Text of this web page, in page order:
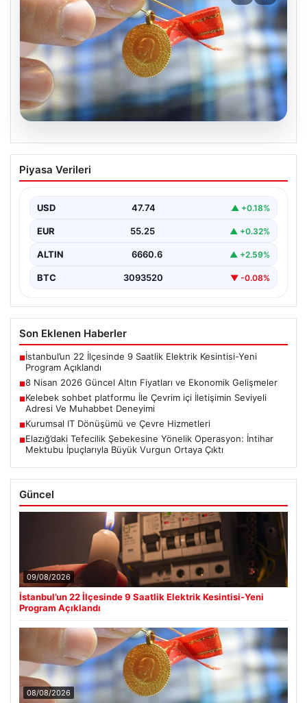
08.08.2026
8 Nisan 2026 Güncel Altın Fiyatları ve
Ekonomik Gelişmeler
jeopolitik gelişmelerle birlikte ekonomik verilerin de
etkisiyle hareketlilik…
Piyasa Verileri
USD 47.74 ▲ +0.18%
EUR 55.25 ▲ +0.32%
ALTIN 6660.6 ▲ +2.59%
BTC 3093520 ▼ -0.08%
Son Eklenen Haberler
■İstanbul’un 22 İlçesinde 9 Saatlik Elektrik Kesintisi-Yeni
Program Açıklandı
■8 Nisan 2026 Güncel Altın Fiyatları ve Ekonomik Gelişmeler
■Kelebek sohbet platformu İle Çevrim içi İletişimin Seviyeli
Adresi Ve Muhabbet Deneyimi
■Kurumsal IT Dönüşümü ve Çevre Hizmetleri
■Elazığ’daki Tefecilik Şebekesine Yönelik Operasyon: İntihar
Mektubu İpuçlarıyla Büyük Vurgun Ortaya Çıktı
Güncel
09/08/2026
İstanbul’un 22 İlçesinde 9 Saatlik Elektrik Kesintisi-Yeni
Program Açıklandı
08/08/2026